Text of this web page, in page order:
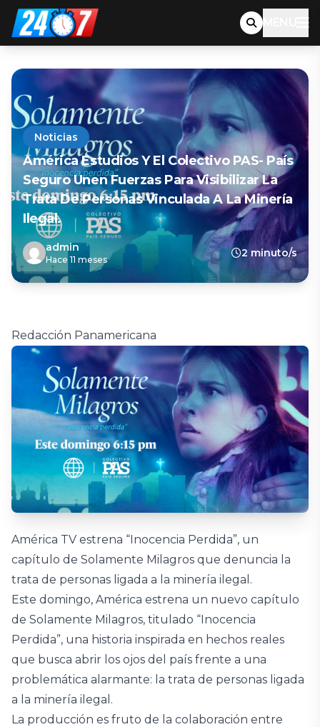
MENU
Noticias
América Estudios Y El Colectivo PAS- País
Seguro Unen Fuerzas Para Visibilizar La
Trata De Personas Vinculada A La Minería
Ilegal.
admin
Hace 11 meses
2 minuto/s
Redacción Panamericana
América TV estrena “Inocencia Perdida”, un
capítulo de Solamente Milagros que denuncia la
trata de personas ligada a la minería ilegal.
Este domingo, América estrena un nuevo capítulo
de Solamente Milagros, titulado “Inocencia
Perdida”, una historia inspirada en hechos reales
que busca abrir los ojos del país frente a una
problemática alarmante: la trata de personas ligada
a la minería ilegal.
La producción es fruto de la colaboración entre